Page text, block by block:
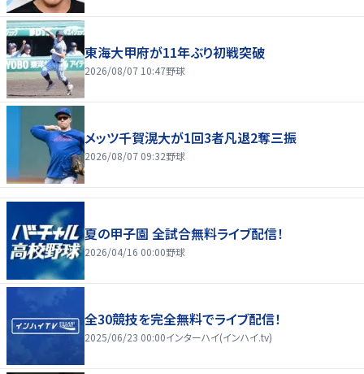
東海大甲府が11年ぶり初戦突破
2026/08/07 10:47野球
メッツ千賀滉大が1回3者凡退2奪三振
2026/08/07 09:32野球
夏の甲子園 全試合無料ライブ配信！
2026/04/16 00:00野球
全30競技を完全無料でライブ配信！
2025/06/23 00:00インターハイ(インハイ.tv)